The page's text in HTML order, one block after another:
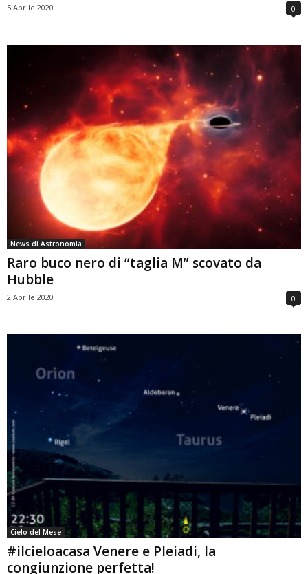
5 Aprile 2020 0
News di Astronomia
Raro buco nero di “taglia M” scovato da
Hubble
2 Aprile 2020 0
Cielo del Mese
#ilcieloacasa Venere e Pleiadi, la
congiunzione perfetta!